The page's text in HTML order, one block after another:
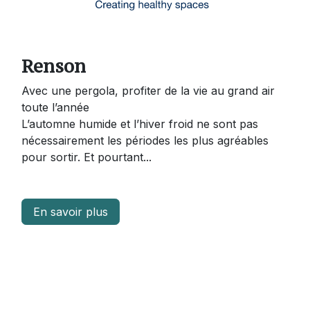
Renson
Avec une pergola, profiter de la vie au grand air
toute l’année
L’automne humide et l’hiver froid ne sont pas
nécessairement les périodes les plus agréables
pour sortir. Et pourtant...
En savoir plus